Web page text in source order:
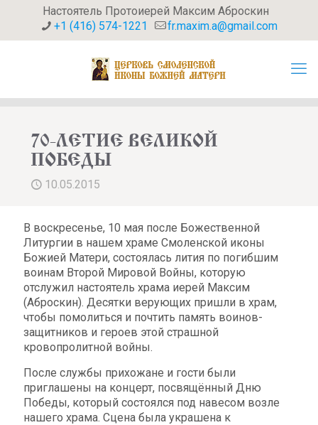
Настоятель Протоиерей Максим Аброскин
+1 (416) 574-1221
fr.maxim.a@gmail.com
70-ЛЕТИЕ ВЕЛИКОЙ
ПОБЕДЫ
10.05.2015
В воскресенье, 10 мая после Божественной
Литургии в нашем храме Смоленской иконы
Божией Матери, состоялась лития по погибшим
воинам Второй Мировой Войны, которую
отслужил настоятель храма иерей Максим
(Аброскин). Десятки верующих пришли в храм,
чтобы помолиться и почтить память воинов-
защитников и героев этой страшной
кровопролитной войны.
После службы прихожане и гости были
приглашены на концерт, посвящённый Дню
Победы, который состоялся под навесом возле
нашего храма. Сцена была украшена к